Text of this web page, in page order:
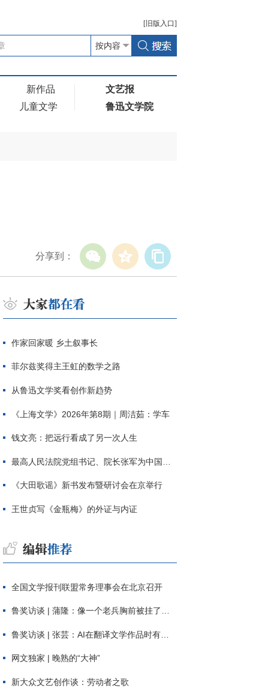
[ 旧版 入口]
新作品
儿童文学
文艺报
鲁迅文学院
分享到：
作家回家暖 乡土叙事长
菲尔兹奖得主王虹的数学之路
从鲁迅文学奖看创作新趋势
《上海文学》2026年第8期｜周洁茹：学车
钱文亮：把远行看成了另一次人生
最高人民法院党组书记、院长张军为中国作协干部大讲堂授课
《大田歌谣》新书发布暨研讨会在京举行
王世贞写《金瓶梅》的外证与内证
全国文学报刊联盟常务理事会在北京召开
鲁奖访谈 | 蒲隆：像一个老兵胸前被挂了一枚“红色英勇勋章”
鲁奖访谈 | 张芸：AI在翻译文学作品时有明显局限
网文独家 | 晚熟的“大神”
新大众文艺创作谈：劳动者之歌